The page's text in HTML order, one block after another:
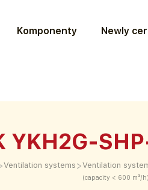
Komponenty Newly
YKH2G-
Ventilation systems >Ventilation
(capacity < 600 m³/